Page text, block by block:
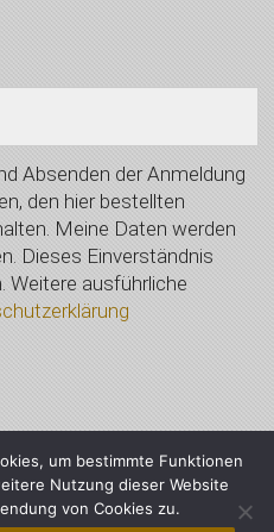
Absenden der Anmeldung
den hier bestellten
Meine Daten werden
Dieses Einverständnis
Weitere ausführliche
um bestimmte Funktionen
Nutzung dieser Website
von Cookies zu.